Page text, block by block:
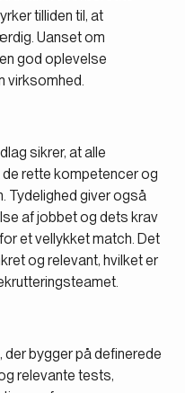
tilliden til, at
Uanset om
god oplevelse
virksomhed.
sikrer, at alle
rette kompetencer og
Tydelighed giver også
af jobbet og dets krav
et vellykket match. Det
og relevant, hvilket er
bygger på definerede
relevante tests,